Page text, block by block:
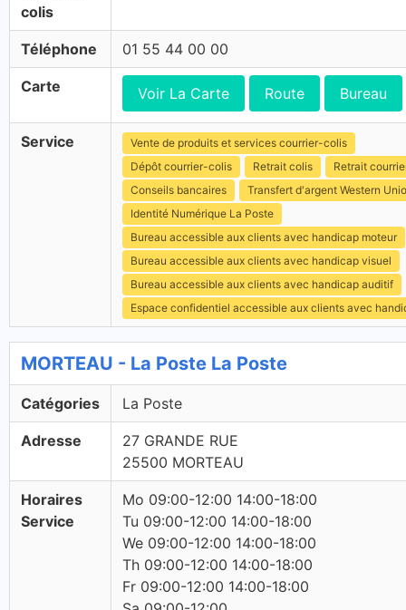
colis
Téléphone 01 55 44 00 00
Carte Voir La Carte Route Bureau
Service
Vente de produits et services courrier-colis
Dépôt courrier-colis
Retrait colis
Retrait
Conseils bancaires
Transfert d'argent Western
Identité Numérique La Poste
Bureau accessible aux clients avec handicap moteur
Bureau accessible aux clients avec handicap visuel
Bureau accessible aux clients avec handicap auditif
Espace confidentiel accessible aux clients avec
MORTEAU - La Poste La Poste
Catégories La Poste
Adresse
27 GRANDE RUE
25500 MORTEAU
Horaires
Service
Mo 09:00-12:00 14:00-18:00
Tu 09:00-12:00 14:00-18:00
We 09:00-12:00 14:00-18:00
Th 09:00-12:00 14:00-18:00
Fr 09:00-12:00 14:00-18:00